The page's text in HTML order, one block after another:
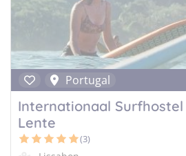
Portugal
Internationaal Surfhostel
Lente
(3)